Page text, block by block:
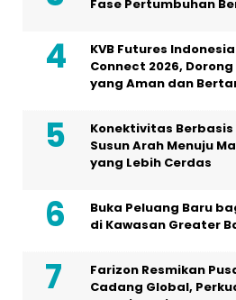
Fase Pertumbuhan
KVB Futures
Connect 2026,
yang Aman dan
Konektivitas Berbasis
Susun Arah Menuju
yang Lebih Cerdas
Buka Peluang Baru
di Kawasan Greater
Farizon Resmikan
Cadang Global,